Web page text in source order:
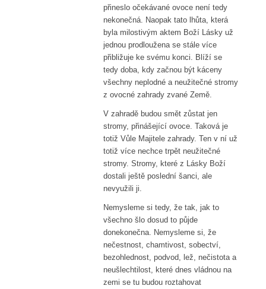
přineslo očekávané ovoce není tedy
nekonečná. Naopak tato lhůta, která
byla milostivým aktem Boží Lásky už
jednou prodloužena se stále více
přibližuje ke svému konci. Blíží se
tedy doba, kdy začnou být káceny
všechny neplodné a neužitečné stromy
z ovocné zahrady zvané Země.
V zahradě budou smět zůstat jen
stromy, přinášející ovoce. Taková je
totiž Vůle Majitele zahrady. Ten v ní už
totiž více nechce trpět neužitečné
stromy. Stromy, které z Lásky Boží
dostali ještě poslední šanci, ale
nevyužili ji.
Nemysleme si tedy, že tak, jak to
všechno šlo dosud to půjde
donekonečna. Nemysleme si, že
nečestnost, chamtivost, sobectví,
bezohlednost, podvod, lež, nečistota a
neušlechtilost, které dnes vládnou na
zemi se tu budou roztahovat